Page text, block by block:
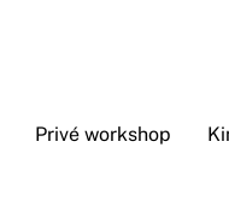
Privé workshop